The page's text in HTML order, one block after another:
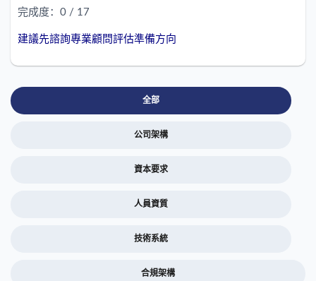
完成度：0 / 17
建議先諮詢專業顧問評估準備方向
全部
公司架構
資本要求
人員資質
技術系統
合規架構